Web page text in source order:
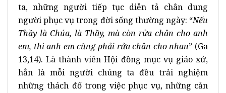
ta, những người tiếp tục diễn tả chân dung
người phục vụ trong đời sống thường ngày: “Nếu
Thầy là Chúa, là Thầy, mà còn rửa chân cho anh
em, thì anh em cũng phải rửa chân cho nhau” (Ga
13,14). Là thành viên Hội đồng mục vụ giáo xứ,
hẳn là mỗi người chúng ta đều trải nghiệm
những thách đố trong việc phục vụ, những cản